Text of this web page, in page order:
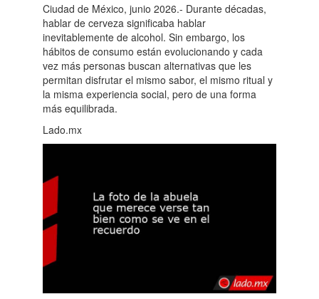
Ciudad de México, junio 2026.- Durante décadas,
hablar de cerveza significaba hablar
inevitablemente de alcohol. Sin embargo, los
hábitos de consumo están evolucionando y cada
vez más personas buscan alternativas que les
permitan disfrutar el mismo sabor, el mismo ritual y
la misma experiencia social, pero de una forma
más equilibrada.
Lado.mx